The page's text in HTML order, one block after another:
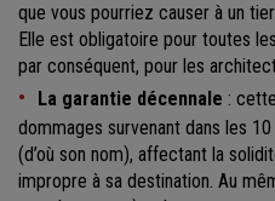
que vous pourriez causer à un
Elle est obligatoire pour toutes
par conséquent, pour les
La garantie décennale :
dommages survenant dans les
(d’où son nom), affectant la
impropre à sa destination. Au